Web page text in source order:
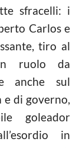
sfracelli: i
Carlos e
tiro al
ruolo da
anche sul
di governo,
goleador
in